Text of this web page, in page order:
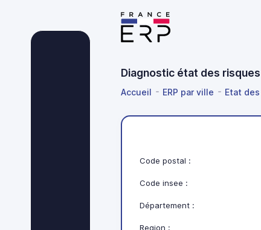
Diagnostic état des risques
Accueil ERP par ville Etat
Code postal :
Code insee :
Département :
Region :